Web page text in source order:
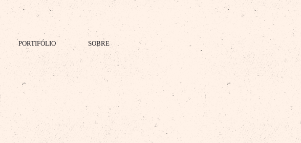
PORTIFÓLIO SOBRE